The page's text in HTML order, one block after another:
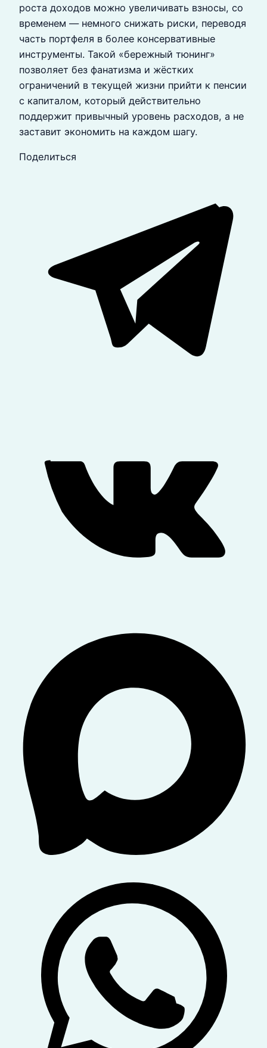
роста доходов можно увеличивать взносы, со
временем — немного снижать риски, переводя
часть портфеля в более консервативные
инструменты. Такой «бережный тюнинг»
позволяет без фанатизма и жёстких
ограничений в текущей жизни прийти к пенсии
с капиталом, который действительно
поддержит привычный уровень расходов, а не
заставит экономить на каждом шагу.
Поделиться